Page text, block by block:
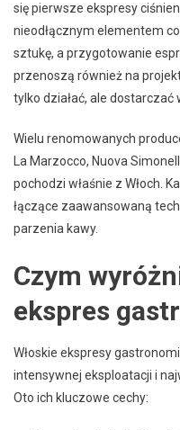
się pierwsze ekspresy
nieodłącznym elementem
sztukę, a przygotowanie
przenoszą również na
tylko działać, ale
Wielu renomowanych
La Marzocco, Nuova
pochodzi właśnie z Włoch.
łączące zaawansowaną
parzenia kawy.
Czym
ekspres
Włoskie ekspresy
intensywnej eksploatacji i
Oto ich kluczowe cechy: